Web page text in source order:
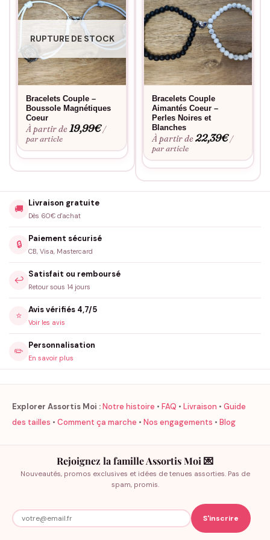
fort et significatif.
Fabriqué à la commande, floqué en France.
RUPTURE DE STOCK
Bracelets Couple –
Boussole Magnétiques
Coeur
À partir de19,99€ /
par article
Bracelets Couple
Aimantés Coeur –
Perles Noires et
Blanches
À partir de22,39€ /
par article
🚚
Livraison gratuite
Dès 60€ d'achat
🔒
Paiement sécurisé
CB, Visa, Mastercard
↩️
Satisfait ou remboursé
Retour sous 14 jours
⭐
Avis vérifiés 4,7/5
Voir les avis
✏️
Personnalisation
En savoir plus
Explorer Assortis Moi :Notre histoire • FAQ • Livraison • Guide
des tailles • Comment ça marche • Nos engagements • Blog
Rejoignez la famille Assortis Moi 💌
Nouveautés, promos exclusives et idées de tenues assorties. Pas de
spam, promis.